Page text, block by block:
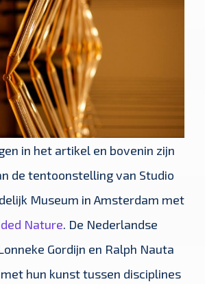
in het artikel en bovenin zijn
de tentoonstelling van Studio
Museum in Amsterdam met
Nature. De Nederlandse
Gordijn en Ralph Nauta
hun kunst tussen disciplines